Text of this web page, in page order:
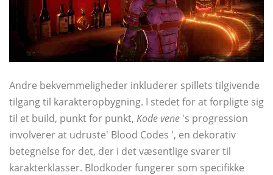
Andre bekvemmeligheder inkluderer spillets tilgivende
tilgang til karakteropbygning. I stedet for at forpligte sig
til et build, punkt for punkt, Kode vene 's progression
involverer at udruste' Blood Codes ', en dekorativ
betegnelse for det, der i det væsentlige svarer til
karakterklasser. Blodkoder fungerer som specifikke